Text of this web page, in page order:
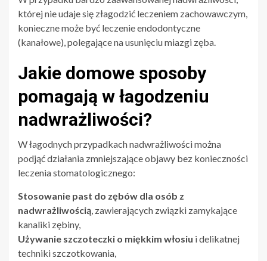
której nie udaje się złagodzić leczeniem zachowawczym,
konieczne może być leczenie endodontyczne
(kanałowe), polegające na usunięciu miazgi zęba.
Jakie domowe sposoby
pomagają w łagodzeniu
nadwrażliwości?
W łagodnych przypadkach nadwrażliwości można
podjąć działania zmniejszające objawy bez konieczności
leczenia stomatologicznego:
Stosowanie past do zębów dla osób z
nadwrażliwością, zawierających związki zamykające
kanaliki zębiny,
Używanie szczoteczki o miękkim włosiu i delikatnej
techniki szczotkowania,